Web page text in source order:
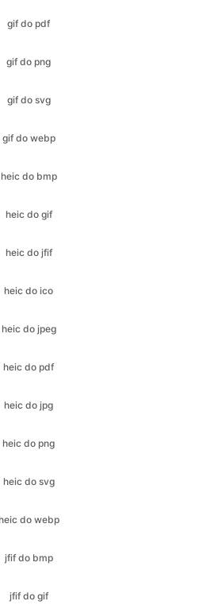
gif do svg
gif do webp
heic do bmp
heic do gif
heic do jfif
heic do ico
heic do jpeg
heic do pdf
heic do jpg
heic do png
heic do svg
heic do webp
jfif do bmp
jfif do gif
jfif do ico